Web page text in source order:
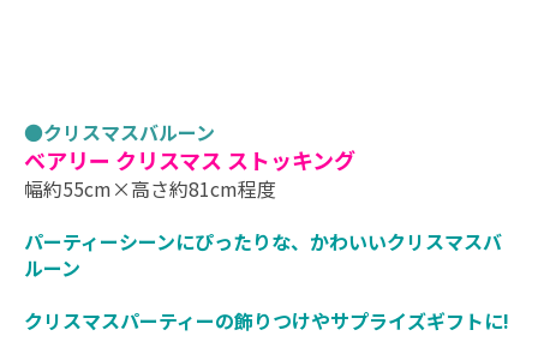
●クリスマスバルーン
ベアリー クリスマス ストッキング
幅約55cm×高さ約81cm程度
パーティーシーンにぴったりな、かわいいクリスマスバ
ルーン
クリスマスパーティーの飾りつけやサプライズギフトに!